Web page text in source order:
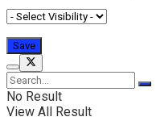
No Result
View All Result